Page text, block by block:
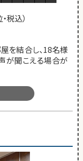
税込）
を結合し、18名様
が聞こえる場合が